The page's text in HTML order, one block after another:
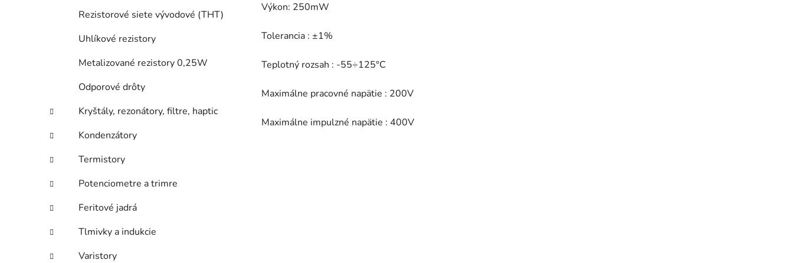
Rezistorové siete vývodové (THT)
Uhlíkové rezistory
Metalizované rezistory 0,25W
Odporové drôty
Kryštály, rezonátory, filtre, haptic
Kondenzátory
Termistory
Potenciometre a trimre
Feritové jadrá
Tlmivky a indukcie
Varistory
Výkon: 250mW
Tolerancia : ±1%
Teplotný rozsah : -55÷125°C
Maximálne pracovné napätie : 200V
Maximálne impulzné napätie : 400V